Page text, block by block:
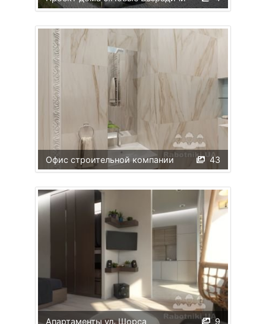
43
Офис строительной компании
9
Апартаменты ул. Щорса